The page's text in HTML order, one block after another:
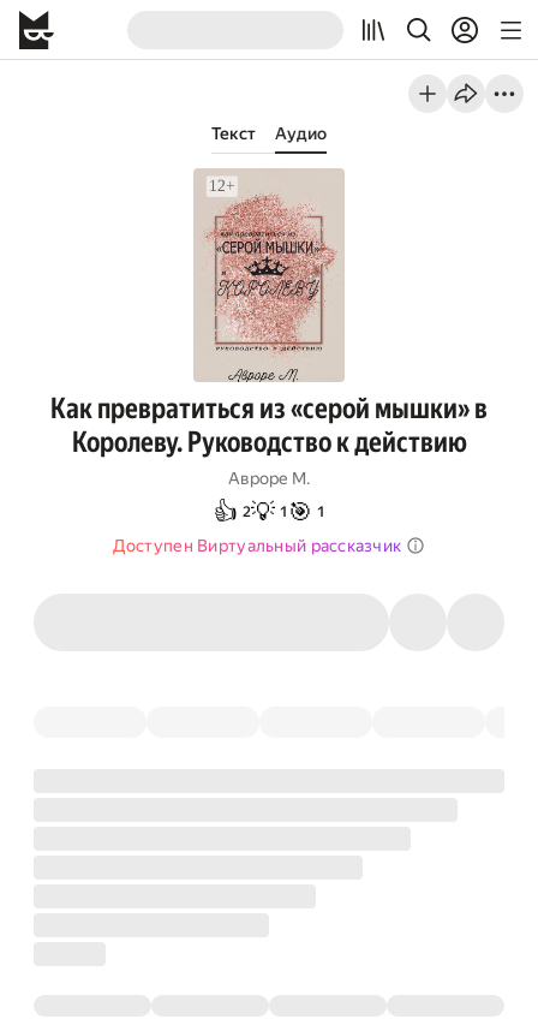
Текст Аудио
Как превратиться из «серой мышки» в
Королеву. Руководство к действию
Авроре М.
👍 2💡 1 🎯 1
Доступен Виртуальный рассказчик